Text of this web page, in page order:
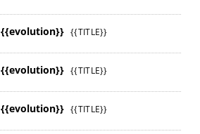
{{evolution}} {{TITLE}}
{{evolution}} {{TITLE}}
{{evolution}} {{TITLE}}